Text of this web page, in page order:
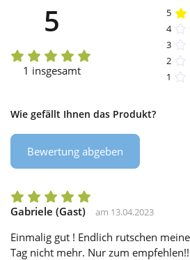
5
1 insgesamt
5
4
3
2
1
Wie gefällt Ihnen das Produkt?
Bewertung abgeben
Gabriele (Gast) am 13.04.2023
Einmalig gut ! Endlich rutschen
Tag nicht mehr. Nur zum